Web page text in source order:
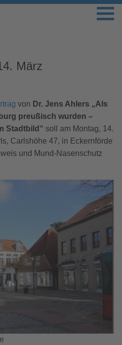
März
von Dr. Jens Ahlers „Als
preußisch wurden –
Stadtbild“ soll am Montag, 14.
Carlshöhe 47, in Eckernförde
und Mund-Nasenschutz